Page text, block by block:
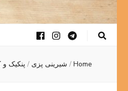
Home
/ شیرینی پزی / پنکیک